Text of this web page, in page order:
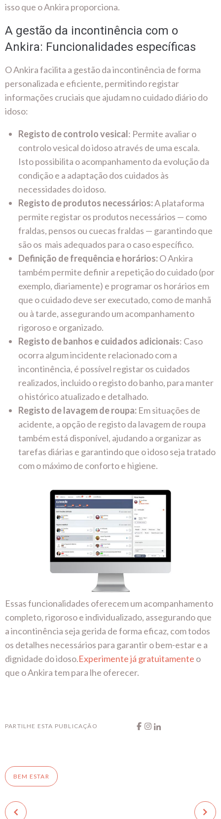
isso que o Ankira proporciona.
A gestão da incontinência com o
Ankira: Funcionalidades específicas
O Ankira facilita a gestão da incontinência de forma
personalizada e eficiente, permitindo registar
informações cruciais que ajudam no cuidado diário do
idoso:
Registo de controlo vesical: Permite avaliar o
controlo vesical do idoso através de uma escala.
Isto possibilita o acompanhamento da evolução da
condição e a adaptação dos cuidados às
necessidades do idoso.
Registo de produtos necessários:A plataforma
permite registar os produtos necessários — como
fraldas, pensos ou cuecas fraldas — garantindo que
são os mais adequados para o caso específico.
Definição de frequência e horários:O Ankira
também permite definir a repetição do cuidado (por
exemplo, diariamente) e programar os horários em
que o cuidado deve ser executado, como de manhã
ou à tarde, assegurando um acompanhamento
rigoroso e organizado.
Registo de banhos e cuidados adicionais: Caso
ocorra algum incidente relacionado com a
incontinência, é possível registar os cuidados
realizados, incluido o registo do banho, para manter
o histórico atualizado e detalhado.
Registo de lavagem de roupa: Em situações de
acidente, a opção de registo da lavagem de roupa
também está disponível, ajudando a organizar as
tarefas diárias e garantindo que o idoso seja tratado
com o máximo de conforto e higiene.
Essas funcionalidades oferecem um acompanhamento
completo, rigoroso e individualizado, assegurando que
a incontinência seja gerida de forma eficaz, com todos
os detalhes necessários para garantir o bem-estar e a
dignidade do idoso.Experimente já gratuitamente o
que o Ankira tem para lhe oferecer.
PARTILHE ESTA PUBLICAÇÃO
BEM ESTAR